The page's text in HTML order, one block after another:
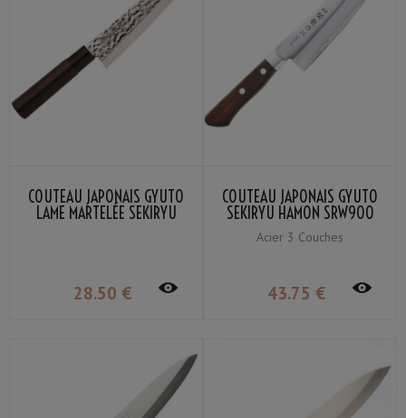
COUTEAU JAPONAIS GYUTO
LAME MARTELÉE SEKIRYU
28.50 €
COUTEAU JAPONAIS GYUTO
SEKIRYU HAMON SRW900
18CM
Acier 3 Couches
43.75 €